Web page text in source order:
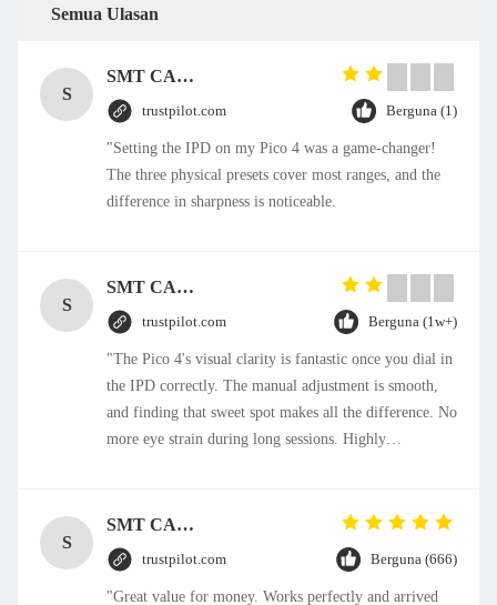
Semua Ulasan
S
SMT CAP Type Box Header Connector 1.27mm Pitch Gold Flash Contact Plating
trustpilot.com Berguna (1)
"Setting the IPD on my Pico 4 was a game-changer!
The three physical presets cover most ranges, and the
difference in sharpness is noticeable.
S
SMT CAP Type Box Header Connector 1.27mm Pitch Gold Flash Contact Plating
trustpilot.com Berguna (1w+)
"The Pico 4's visual clarity is fantastic once you dial in
the IPD correctly. The manual adjustment is smooth,
and finding that sweet spot makes all the difference. No
more eye strain during long sessions. Highly
IPD correctly. The manual adjustment is smooth, and
finding that sweet spot makes all the difference. No
more eye strain during long sessions. Highly
recommend taking the time to set it up properly!""The
S
SMT CAP Type Box Header Connector 1.27mm Pitch Gold Flash Contact Plating
trustpilot.com Berguna (666)
"Great value for money. Works perfectly and arrived